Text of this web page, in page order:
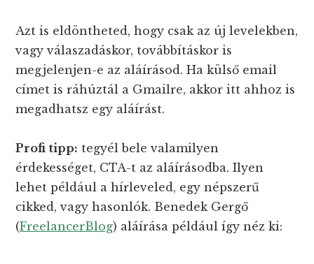
Azt is eldöntheted, hogy csak az új levelekben,
vagy válaszadáskor, továbbításkor is
megjelenjen-e az aláírásod. Ha külső email
címet is ráhúztál a Gmailre, akkor itt ahhoz is
megadhatsz egy aláírást.
Profi tipp: tegyél bele valamilyen
érdekességet, CTA-t az aláírásodba. Ilyen
lehet például a hírleveled, egy népszerű
cikked, vagy hasonlók. Benedek Gergő
(FreelancerBlog) aláírása például így néz ki: